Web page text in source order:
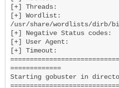
[+] Threads:
[+] Wordlist:
/usr/share/wordlists/dirb/
[+] Negative Status codes:
[+] User Agent:
[+] Timeout:
=============
Starting gobuster in